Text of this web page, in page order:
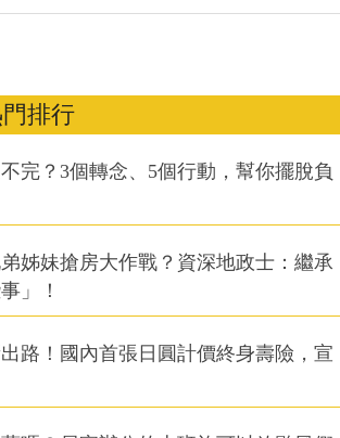
排行
完？3個轉念、5個行動，幫你擺脫負
姊妹搶房大作戰？資深地政士：繼承
」！
路！國內首張日圓計價終身壽險，宣